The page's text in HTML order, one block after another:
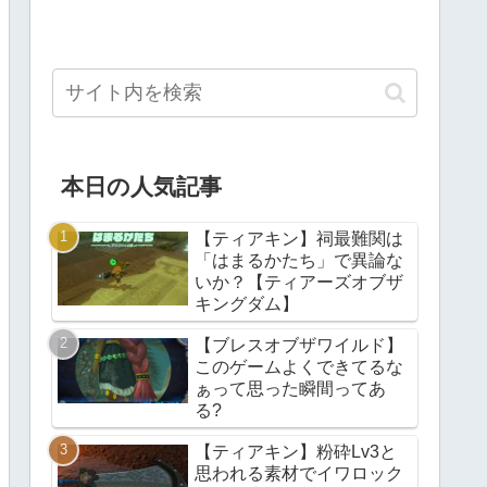
本日の人気記事
【ティアキン】祠最難関は
「はまるかたち」で異論な
いか？【ティアーズオブザ
キングダム】
【ブレスオブザワイルド】
このゲームよくできてるな
ぁって思った瞬間ってあ
る?
【ティアキン】粉砕Lv3と
思われる素材でイワロック